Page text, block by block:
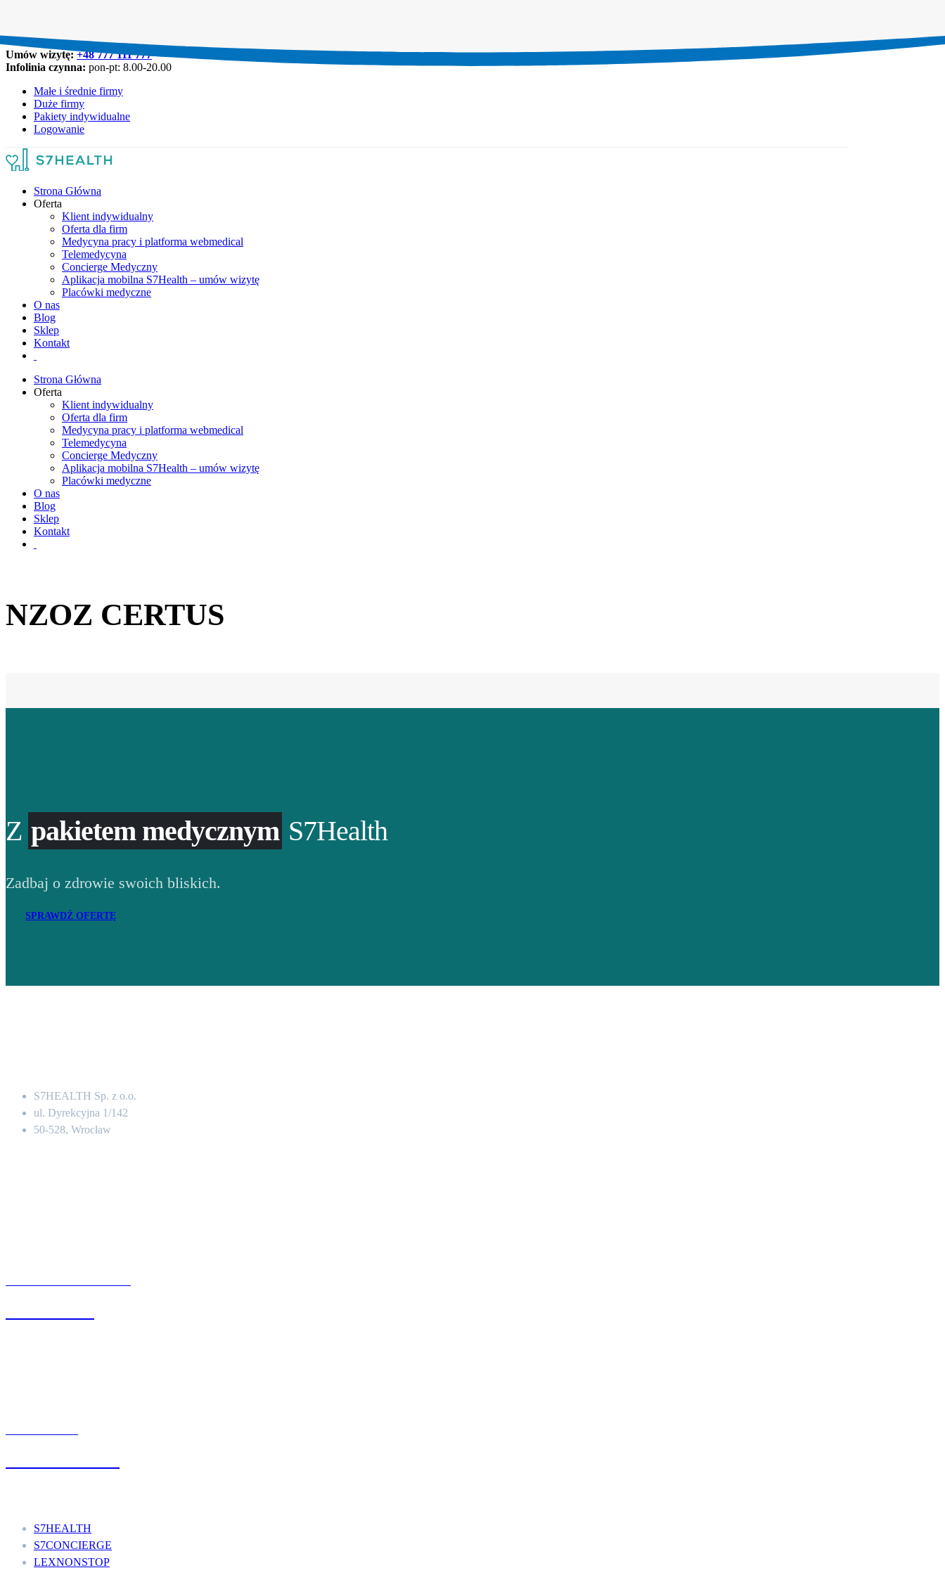
Umów wizytę:+48 777 111 777
Infolinia czynna: pon-pt: 8.00-20.00
Małe i średnie firmy
Duże firmy
Pakiety indywidualne
Logowanie
Strona Główna
Oferta
Klient indywidualny
Oferta dla firm
Medycyna pracy i platforma webmedical
Telemedycyna
Concierge Medyczny
Aplikacja mobilna S7Health – umów wizytę
Placówki medyczne
O nas
Blog
Sklep
Kontakt
Strona Główna
Oferta
Klient indywidualny
Oferta dla firm
Medycyna pracy i platforma webmedical
Telemedycyna
Concierge Medyczny
Aplikacja mobilna S7Health – umów wizytę
Placówki medyczne
O nas
Blog
Sklep
Kontakt
NZOZ CERTUS
Z pakietem medycznym S7Health
Zadbaj o zdrowie swoich bliskich.
SPRAWDŹ OFERTĘ
S7HEALTH Sp. z o.o.
ul. Dyrekcyjna 1/142
50-528, Wrocław
S7HEALTH
S7CONCIERGE
LEXNONSTOP